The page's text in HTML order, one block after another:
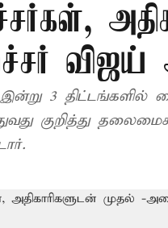
இன்று 3
குறித்து